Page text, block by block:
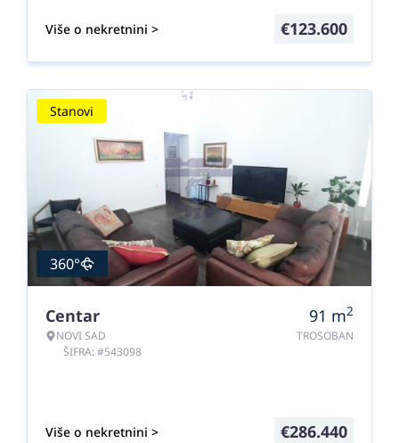
Više o nekretnini > €123.600
Stanovi
360°
Centar
NOVI SAD
ŠIFRA: #543098
91 m2
TROSOBAN
Više o nekretnini > €286.440